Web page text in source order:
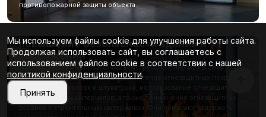
противопожарной защиты объекта.
Методы и средства огнезащиты
повышение безопасности зданий и
сооружений
Огнезащита противопожарных конструкций включает в себя
методы и средства, такие как применение огнезащитных покрытий,
огнезащитных красок и штукатурок, использование огнезащитных
плит и листовых материалов, а также применение огнезащитных
добавок к строительным материалам. Они помогают задержать
Мы используем файлы cookie для улучшения работы сайта.
Продолжая использовать сайт, вы соглашаетесь с
использованием файлов cookie в соответствии с нашей
политикой конфиденциальности.
Принять